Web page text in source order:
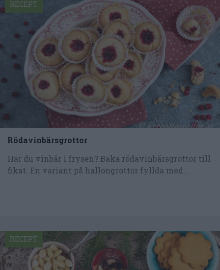
Rödavinbärsgrottor
Har du vinbär i frysen? Baka rödavinbärsgrottor till
fikat. En variant på hallongrottor fyllda med...
RECEPT
RECEPT